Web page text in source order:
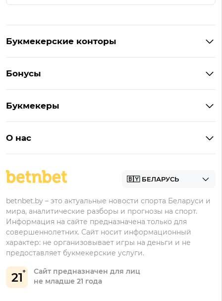
Букмекерские конторы
Букмекеры на Андроид
БК для ставок на киберспорт
Бонусы
Бонус на депозит
Бонусы Бетера
Бонусы Винлайн
Букмекеры
Марафонбет
О нас
21
Сайт предназначен для лиц
не младше 21 года
betnbet.by – это актуальные новости спорта Беларуси и
мира, аналитические разборы и прогнозы на спорт.
Информация на сайте предназначена только для
совершеннолетних. Сайт носит информационный
характер: не организовывает игры на деньги и не
предоставляет букмекерские услуги.